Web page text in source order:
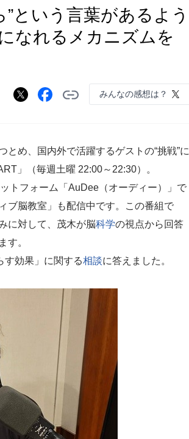
という言葉があるよう
なれるメカニズムを
みんなの感想は？
とめ、国内外で活躍するゲストの“挑戦”に
」（毎週土曜 22:00～22:30）。
トフォーム「AuDee（オーディー）」で
ブ脳教室」も配信中です。この番組で
に対して、茂木が脳科学の視点から回答
す。
す効果」に関する相談に答えました。